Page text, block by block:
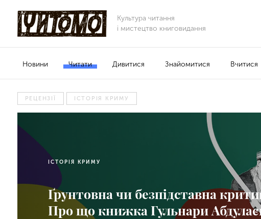
Культура читання
і мистецтво книговидання
Новини Читати Дивитися Знайомитися Вчитися
РЕЦЕНЗІЇ ІСТОРІЯ КРИМУ
ІСТОРІЯ КРИМУ
Ґрунтовна чи безпідставна
Про що книжка Гульнари